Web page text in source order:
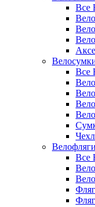
Все
Все
Все